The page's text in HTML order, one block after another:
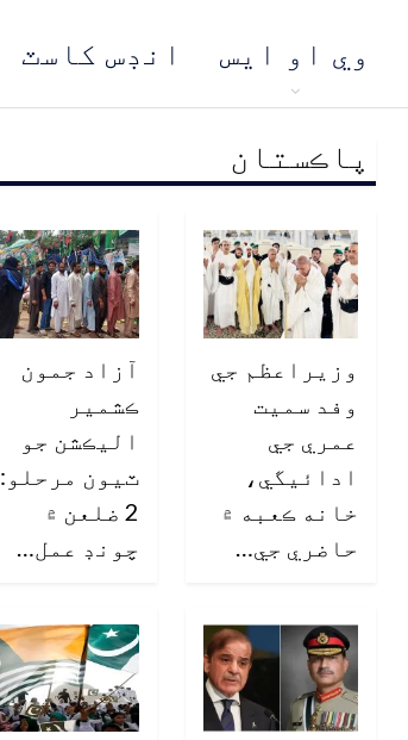
انڊس کاسٽ وي او ايس
پاڪستان مُنڍ
پاڪستان
وزيراعظم جي
وفد سميت
عمري جي
ادائيگي،
خانه ڪعبه ۾
حاضري جي…
آزاد جمون
ڪشمير
اليڪشن جو
ٽيون مرحلو:
2 ضلعن ۾
چونڊ عمل…